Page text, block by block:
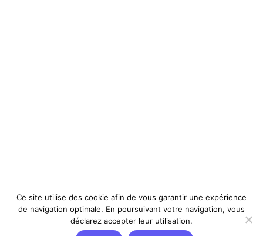
Ce site utilise des cookie afin de vous garantir une expérience
de navigation optimale. En poursuivant votre navigation, vous
déclarez accepter leur utilisation.